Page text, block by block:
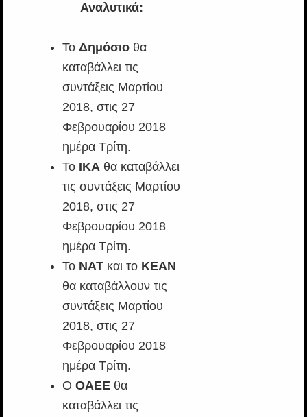
Αναλυτικά:
Το Δημόσιοθα
καταβάλλει τις
συντάξεις Μαρτίου
2018, στις 27
Φεβρουαρίου 2018
ημέρα Τρίτη.
Το ΙΚΑθα καταβάλλει
τις συντάξεις Μαρτίου
2018, στις 27
Φεβρουαρίου 2018
ημέρα Τρίτη.
Το ΝΑΤκαι το ΚΕΑΝ
θα καταβάλλουν τις
συντάξεις Μαρτίου
2018, στις 27
Φεβρουαρίου 2018
ημέρα Τρίτη.
Ο ΟΑΕΕθα
καταβάλλει τις